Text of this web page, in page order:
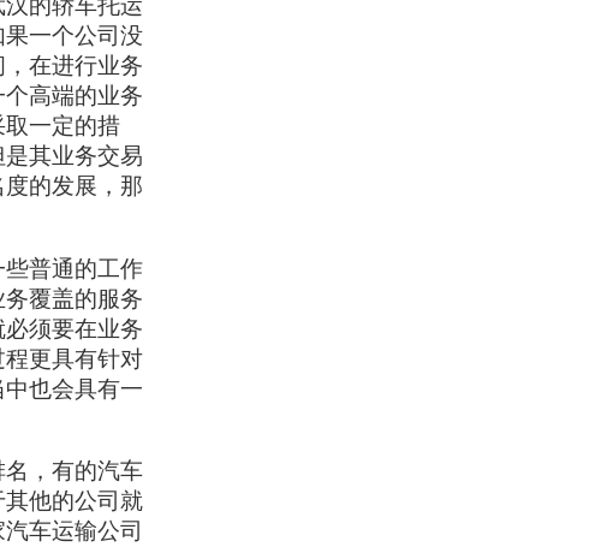
的轿车托运
一个公司没
在进行业务
高端的业务
一定的措
其业务交易
的发展，那
普通的工作
覆盖的服务
须要在业务
更具有针对
也会具有一
，有的汽车
他的公司就
车运输公司